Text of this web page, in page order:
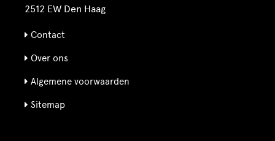
2512 EW Den Haag
Contact
Over ons
Algemene voorwaarden
Sitemap